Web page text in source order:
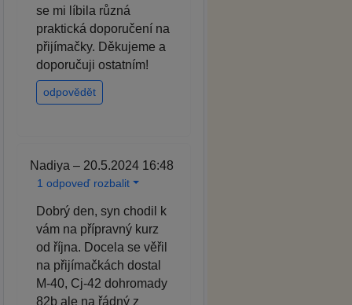
se mi líbila různá
praktická doporučení na
přijímačky. Děkujeme a
doporučuji ostatním!
odpovědět
Nadiya – 20.5.2024 16:48
1 odpoveď rozbalit
Dobrý den, syn chodil k
vám na přípravný kurz
od října. Docela se věřil
na přijímačkách dostal
M-40, Cj-42 dohromady
82b ale na řádný z